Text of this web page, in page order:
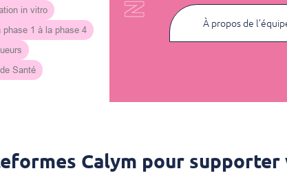
in vitro
1 à la phase 4
Santé
À propos de
Calym pour